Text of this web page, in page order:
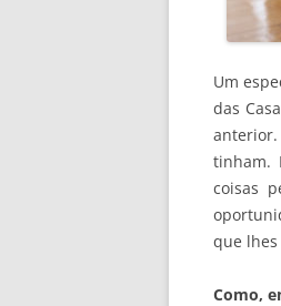
Um
das
tinham.
coisas
que
Como,